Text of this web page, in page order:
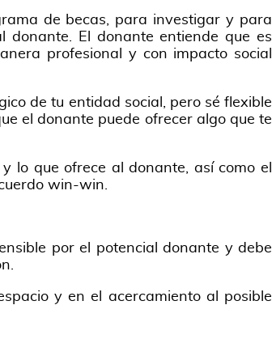
de becas, para investigar y para
donante. El donante entiende que es
profesional y con impacto social
de tu entidad social, pero sé flexible
el donante puede ofrecer algo que te
lo que ofrece al donante, así como el
win-win.
por el potencial donante y debe
y en el acercamiento al posible